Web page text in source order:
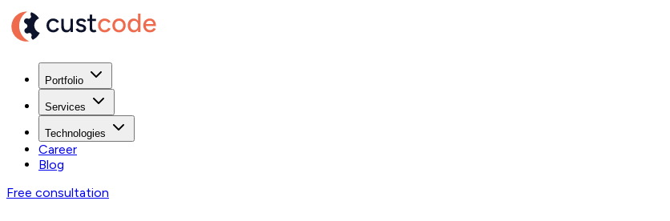
Portfolio
Services
Technologies
Career
Blog
Free consultation